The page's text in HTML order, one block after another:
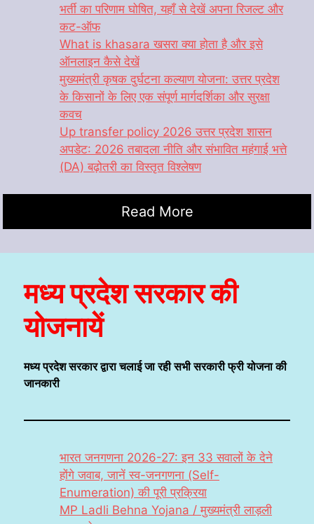
भर्ती का परिणाम घोषित, यहाँ से देखें अपना रिजल्ट और
कट-ऑफ
What is khasara खसरा क्या होता है और इसे
ऑनलाइन कैसे देखें
मुख्यमंत्री कृषक दुर्घटना कल्याण योजना: उत्तर प्रदेश
के किसानों के लिए एक संपूर्ण मार्गदर्शिका और सुरक्षा
कवच
Up transfer policy 2026 उत्तर प्रदेश शासन
अपडेट: 2026 तबादला नीति और संभावित महंगाई भत्ते
(DA) बढ़ोतरी का विस्तृत विश्लेषण
Read More
मध्य प्रदेश सरकार की
योजनायें
मध्य प्रदेश सरकार द्वारा चलाई जा रही सभी सरकारी फ्री योजना की
जानकारी
भारत जनगणना 2026-27: इन 33 सवालों के देने
होंगे जवाब, जानें स्व-जनगणना (Self-
Enumeration) की पूरी प्रक्रिया
MP Ladli Behna Yojana / मुख्यमंत्री लाड़ली